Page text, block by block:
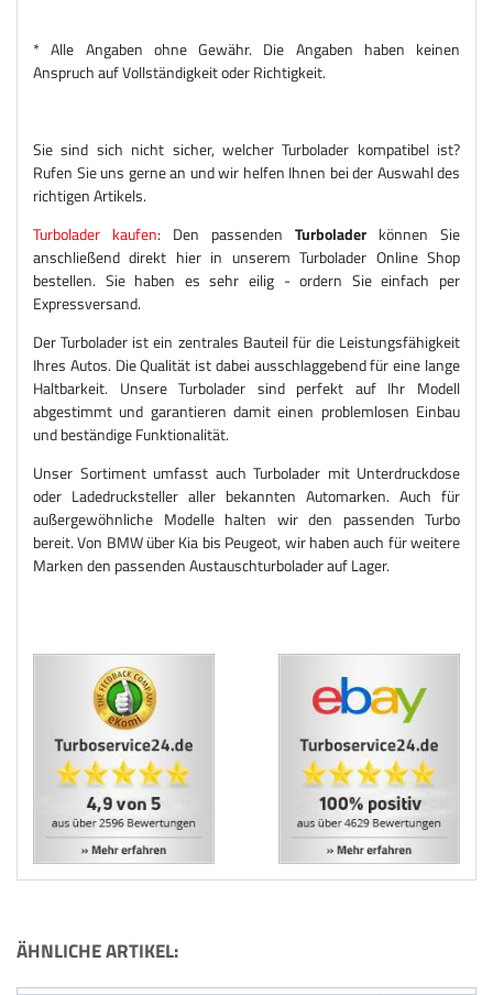
* Alle Angaben ohne Gewähr. Die Angaben haben keinen
Anspruch auf Vollständigkeit oder Richtigkeit.
Sie sind sich nicht sicher, welcher Turbolader kompatibel ist?
Rufen Sie uns gerne an und wir helfen Ihnen bei der Auswahl des
richtigen Artikels.
Turbolader kaufen: Den passenden Turbolader können Sie
anschließend direkt hier in unserem Turbolader Online Shop
bestellen. Sie haben es sehr eilig - ordern Sie einfach per
Expressversand.
Der Turbolader ist ein zentrales Bauteil für die Leistungsfähigkeit
Ihres Autos. Die Qualität ist dabei ausschlaggebend für eine lange
Haltbarkeit. Unsere Turbolader sind perfekt auf Ihr Modell
abgestimmt und garantieren damit einen problemlosen Einbau
und beständige Funktionalität.
Unser Sortiment umfasst auch Turbolader mit Unterdruckdose
oder Ladedrucksteller aller bekannten Automarken. Auch für
außergewöhnliche Modelle halten wir den passenden Turbo
bereit. Von BMW über Kia bis Peugeot, wir haben auch für weitere
Marken den passenden Austauschturbolader auf Lager.
ÄHNLICHE ARTIKEL: